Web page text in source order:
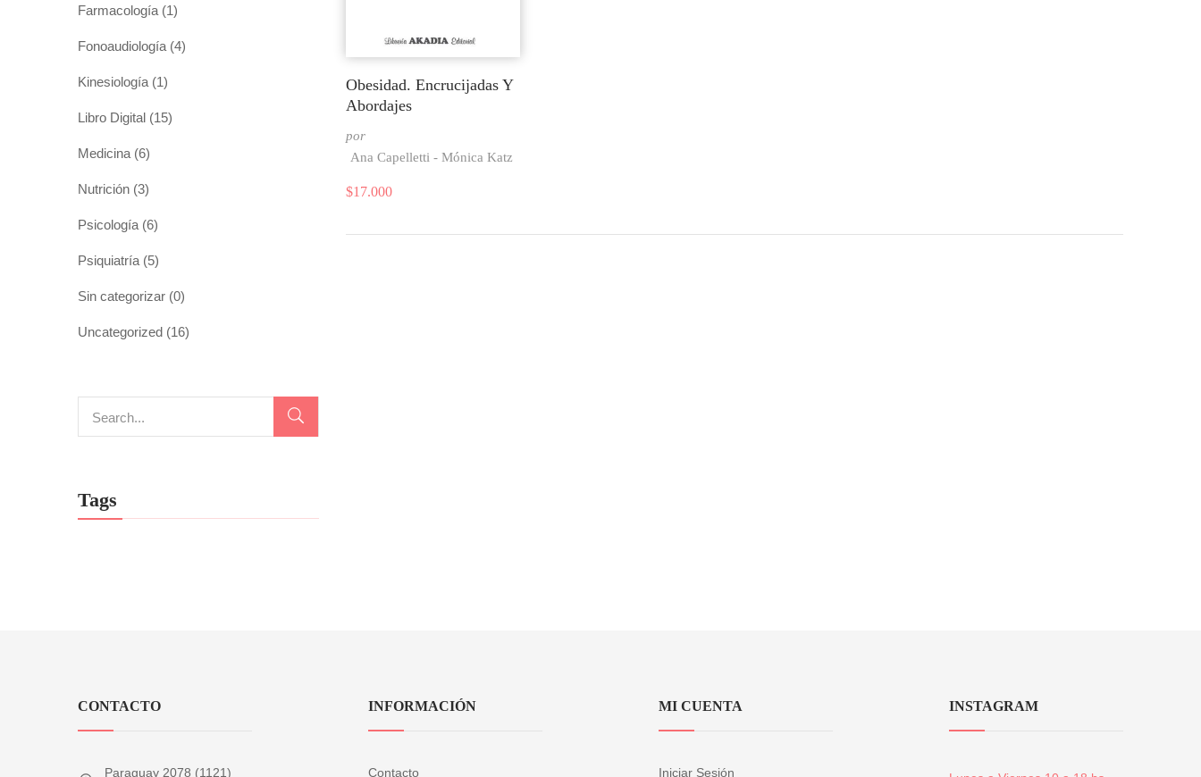
Farmacología (1)
Fonoaudiología (4)
Kinesiología (1)
Libro Digital (15)
Medicina (6)
Nutrición (3)
Psicología (6)
Psiquiatría (5)
Sin categorizar (0)
Uncategorized (16)
Tags
Obesidad. Encrucijadas Y
Abordajes
por
Ana Capelletti - Mónica Katz
$17.000
CONTACTO
Paraguay 2078 (1121)
INFORMACIÓN
Contacto
MI CUENTA
Iniciar Sesión
INSTAGRAM